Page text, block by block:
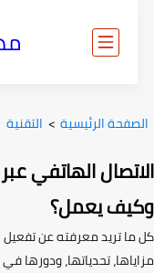
الرئيسية> التقنية
يعمل؟
تحدياتها، ودورها في